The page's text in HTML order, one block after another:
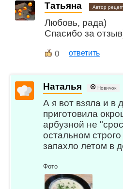
Татьяна Автор
Любовь, рада)
Спасибо за
0 ответить
Наталья Новичок
А я вот взяла и в
приготовила
арбузной не
остальном
запахло летом в
Фото